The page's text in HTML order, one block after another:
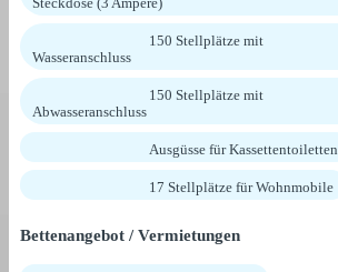
150 Stellplätze mit
Wasseranschluss
150 Stellplätze mit
Abwasseranschluss
Ausgüsse für Kassettentoiletten
17 Stellplätze für Wohnmobile
Bettenangebot / Vermietungen